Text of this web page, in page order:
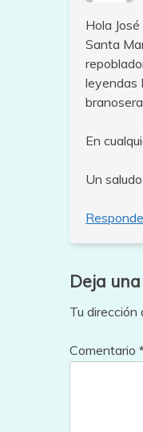
Hola
Santa
leyendas
En
Un saludo
Deja
Tu dirección
Comentario